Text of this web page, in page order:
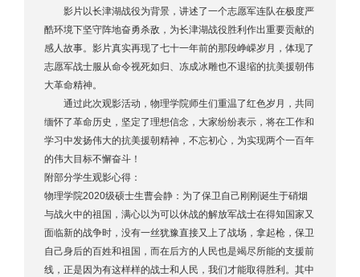
影片以长津湖战役为背景，讲述了一个志愿军连队在极度严
酷环境下坚守阵地奋勇杀敌，为长津湖战役胜利作出重要贡献的
感人故事。影片真实再现了七十一年前的那段峥嵘岁月，体现了
志愿军战士服从命令视死如归、冻成冰雕也不退缩的抗美援朝伟
大革命精神。
通过此次观影活动，物理学院师生们重温了红色岁月，共同
缅怀了革命历史，坚定了理想信念，大家纷纷表示，将在工作和
学习中发扬伟大的抗美援朝精神，不忘初心，为实现两个一百年
的伟大目标不懈奋斗！
附部分学生观影心得：
物理学院2020级硕士生曹会静：为了保卫自己刚刚诞生于硝烟
与战火中的祖国，满心以为可以休战的解放军战士在得知国家又
面临新的战争时，没有一丝犹豫直接又上了战场，拿起枪，保卫
自己身后的百姓和祖国，而在后方的人民也是竭尽所能的支援前
线，正是因为有这样样的战士和人民，我们才能取得胜利。其中